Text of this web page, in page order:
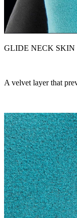
GLIDE NECK SKIN
A velvet layer that